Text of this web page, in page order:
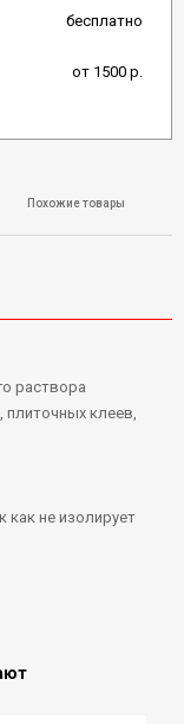
бесплатно
от 1500 р.
Похожие товары
раствора
клеев,
не изолирует